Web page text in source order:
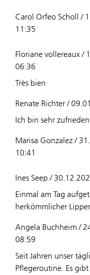
Carol Orfeo Scholl /
11:35
Floriane vollereaux /
06:36
Très bien
Renate Richter /
Ich bin sehr
Marisa Gonzalez /
10:41
Ines Seep /
Einmal am Tag
herkömmlicher
Angela Buchheim /
08:59
Seit Jahren unser
Pflegeroutine. Es